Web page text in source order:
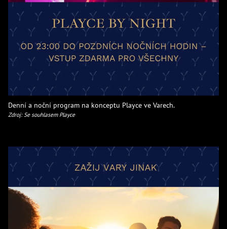
Denní a noční program na konceptu Playce ve Varech.
Zdroj: Se souhlasem Playce